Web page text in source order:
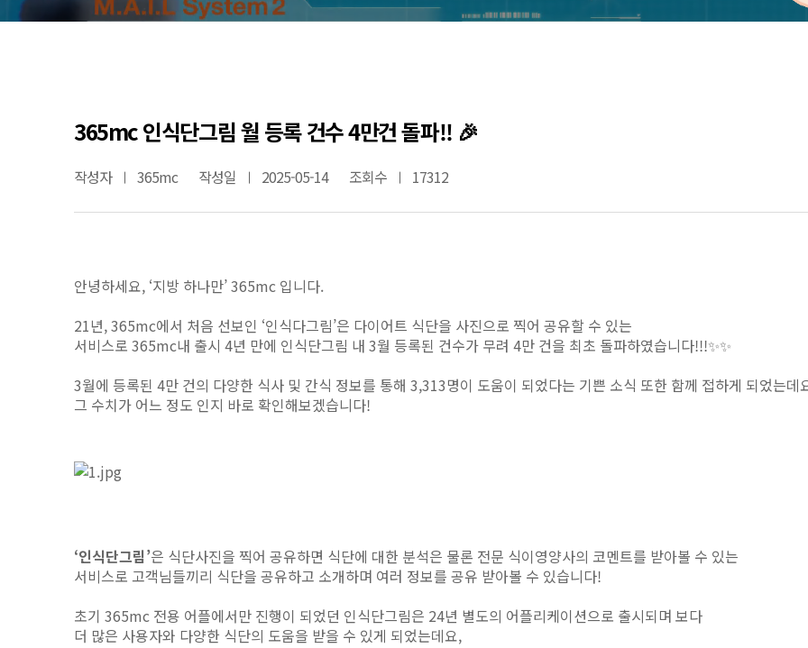
365mc 인식단그림 월 등록 건수 4만건 돌파!! 🎉
작성자 365mc 작성일 2025-05-14 조회수 17312
안녕하세요, ‘지방 하나만’ 365mc 입니다.
21년, 365mc에서 처음 선보인 ‘인식다그림’은 다이어트 식단을 사진으로 찍어 공유할 수 있는
서비스로 365mc내 출시 4년 만에 인식단그림 내 3월 등록된 건수가 무려 4만 건을 최초 돌파하였습니다!!!✨✨
3월에 등록된 4만 건의 다양한 식사 및 간식 정보를 통해 3,313명이 도움이 되었다는 기쁜 소식 또한 함께 접하게 되었는데
그 수치가 어느 정도 인지 바로 확인해보겠습니다!
‘인식단그림’은 식단사진을 찍어 공유하면 식단에 대한 분석은 물론 전문 식이영양사의 코멘트를 받아볼 수 있는
서비스로 고객님들끼리 식단을 공유하고 소개하며 여러 정보를 공유 받아볼 수 있습니다!
초기 365mc 전용 어플에서만 진행이 되었던 인식단그림은 24년 별도의 어플리케이션으로 출시되며 보다
더 많은 사용자와 다양한 식단의 도움을 받을 수 있게 되었는데요,